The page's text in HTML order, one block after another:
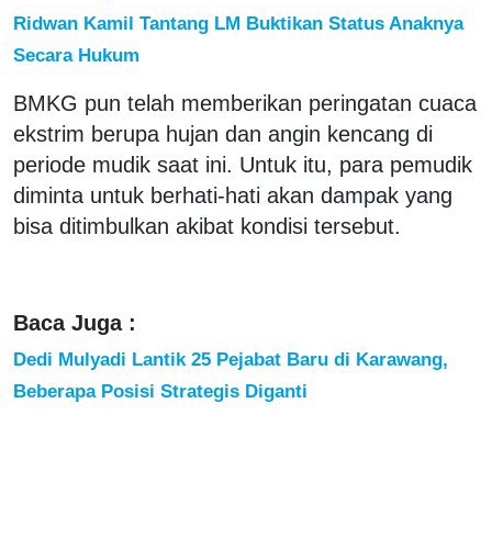
Ridwan Kamil Tantang LM Buktikan Status Anaknya
Secara Hukum
BMKG pun telah memberikan peringatan cuaca
ekstrim berupa hujan dan angin kencang di
periode mudik saat ini. Untuk itu, para pemudik
diminta untuk berhati-hati akan dampak yang
bisa ditimbulkan akibat kondisi tersebut.
Baca Juga :
Dedi Mulyadi Lantik 25 Pejabat Baru di Karawang,
Beberapa Posisi Strategis Diganti